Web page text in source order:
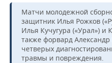
ОТКРЫТАЯ ЛЕКЦИЯ
БАСКЕТБОЛ
ВОЛЕЙБОЛ
КИБЕРСПОРТ
ИНФРАСТРУКТУРА
ИСТОРИЯ
КУЛЬТУРА
СПРАВОЧНИК
СПИСОК ПЕРСОН
СПИСОК КОМПАНИЙ
ПОЛНАЯ ВЕРСИЯ
Матчи молодежной
защитник Илья Рожков
Илья Кучугура («Урал») и
также форвард
четверых
травмы и повреждения.